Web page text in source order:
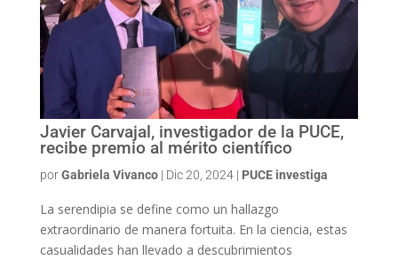
Javier Carvajal, investigador de la PUCE,
recibe premio al mérito científico
porGabriela Vivanco| Dic 20, 2024| PUCE investiga
La serendipia se define como un hallazgo
extraordinario de manera fortuita. En la ciencia, estas
casualidades han llevado a descubrimientos